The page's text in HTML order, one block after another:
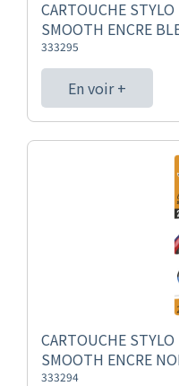
CARTOUCHE
SMOOTH ENCRE
333295
En voir +
CARTOUCHE
SMOOTH ENCRE
333294